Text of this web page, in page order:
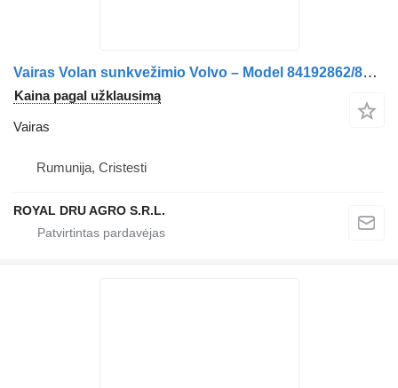
Vairas Volan sunkvežimio Volvo – Model 84192862/82378296/21348490
Kaina pagal užklausimą
Vairas
Rumunija, Cristesti
ROYAL DRU AGRO S.R.L.